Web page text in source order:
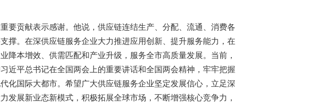
要贡献表示感谢。他说，供应链连结生产、分配、流通、消费各
撑。在深供应链服务企业大力推进应用创新、提升服务能力，在
降本增效、供需匹配和产业升级，服务全市高质量发展。当前，
近平总书记在全国两会上的重要讲话和全国两会精神，牢牢把握
化国际大都市。希望广大供应链服务企业坚定发展信心，立足深
展新业态新模式，积极拓展全球市场，不断增强核心竞争力，